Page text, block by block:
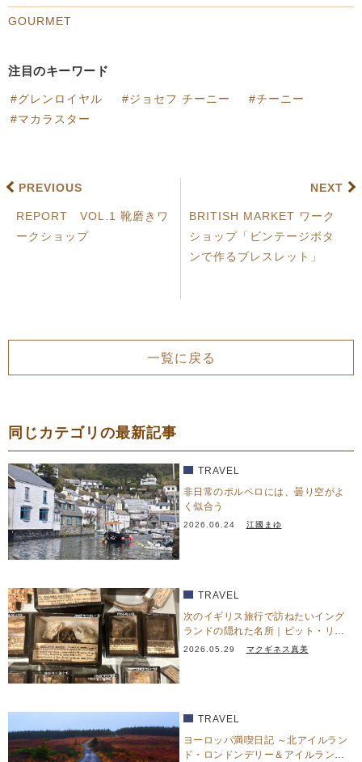
GOURMET
注目のキーワード
グレンロイヤル ジョセフ チーニー
チーニー
マカラスター
PREVIOUS
REPORT VOL.1 靴磨きワ
ークショップ
NEXT
BRITISH MARKET ワーク
ショップ「ビンテージボタ
ンで作るブレスレット」
一覧に戻る
同じカテゴリの最新記事
TRAVEL
非日常のポルペロには、曇り空がよ
く似合う
2026.06.24 江國まゆ
TRAVEL
次のイギリス旅行で訪ねたいイング
ランドの隠れた名所｜ピット・リヴ
ァーズ博物館
2026.05.29 マクギネス真美
TRAVEL
ヨーロッパ満喫日記 ～北アイルラン
ド・ロンドンデリー＆アイルラン